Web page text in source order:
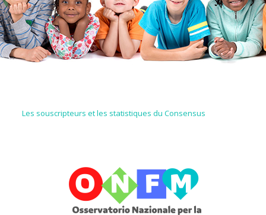
Les souscripteurs et les statistiques du Consensus